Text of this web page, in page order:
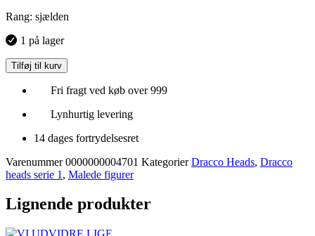
Rang: sjælden
1 på lager
Tilføj til kurv
Fri fragt ved køb over 999
Lynhurtig levering
14 dages fortrydelsesret
Varenummer0000000004701 Kategorier Dracco Heads, Dracco
heads serie 1 , Malede figurer
Lignende produkter